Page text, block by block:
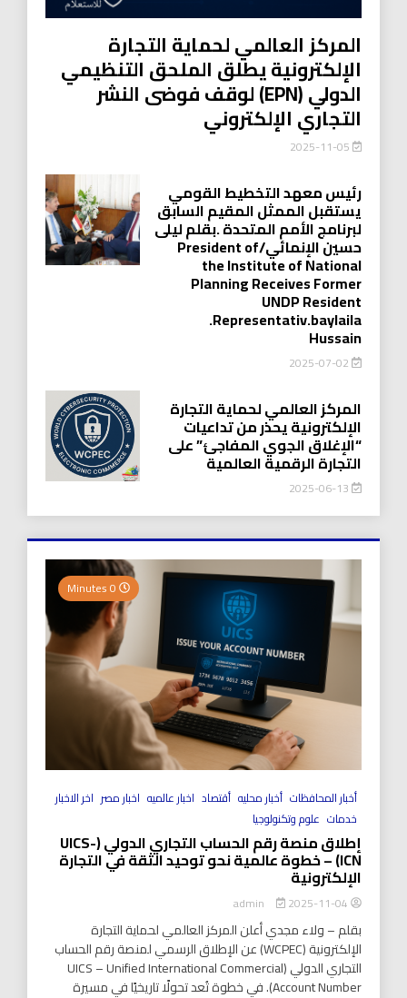
المركز العالمي لحماية التجارة
الإلكترونية يطلق الملحق التنظيمي
الدولي (EPN) لوقف فوضى النشر
التجاري الإلكتروني
رئيس معهد التخطيط القومي
يستقبل الممثل المقيم السابق
لبرنامج الأمم المتحدة .بقلم ليلى
حسين الإنمائي/President of
the Institute of National
Planning Receives Former
UNDP Resident
.Representativ.baylaila
Hussain
2025-07-02
المركز العالمي لحماية التجارة
الإلكترونية يحذر من تداعيات
“الإغلاق الجوي المفاجئ” على
التجارة الرقمية العالمية
2025-06-13
أخبار المحافظات أخبار محليه أقتصاد اخبار عالميه اخبار مصر اخر الاخبار
خدمات علوم وتكنولوجيا
إطلاق منصة رقم الحساب التجاري الدولي (UICS-
ICN) – خطوة عالمية نحو توحيد الثقة في التجارة
الإلكترونية
2025-11-04
بقلم – ولاء مجدي أعلن المركز العالمي لحماية التجارة
الإلكترونية (WCPEC) عن الإطلاق الرسمي لمنصة رقم الحساب
التجاري الدولي (UICS – Unified International Commercial
Account Number). في خطوة تُعد تحولًا تاريخيًا في مسيرة